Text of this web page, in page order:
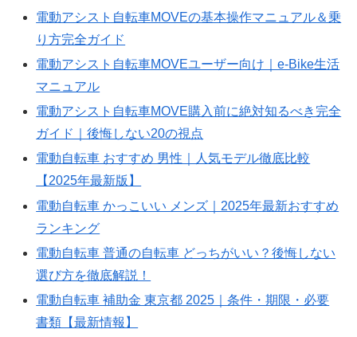
電動アシスト自転車MOVEの基本操作マニュアル＆乗
り方完全ガイド
電動アシスト自転車MOVEユーザー向け｜e-Bike生活
マニュアル
電動アシスト自転車MOVE購入前に絶対知るべき完全
ガイド｜後悔しない20の視点
電動自転車 おすすめ 男性｜人気モデル徹底比較
【2025年最新版】
電動自転車 かっこいい メンズ｜2025年最新おすすめ
ランキング
電動自転車 普通の自転車 どっちがいい？後悔しない
選び方を徹底解説！
電動自転車 補助金 東京都 2025｜条件・期限・必要
書類【最新情報】